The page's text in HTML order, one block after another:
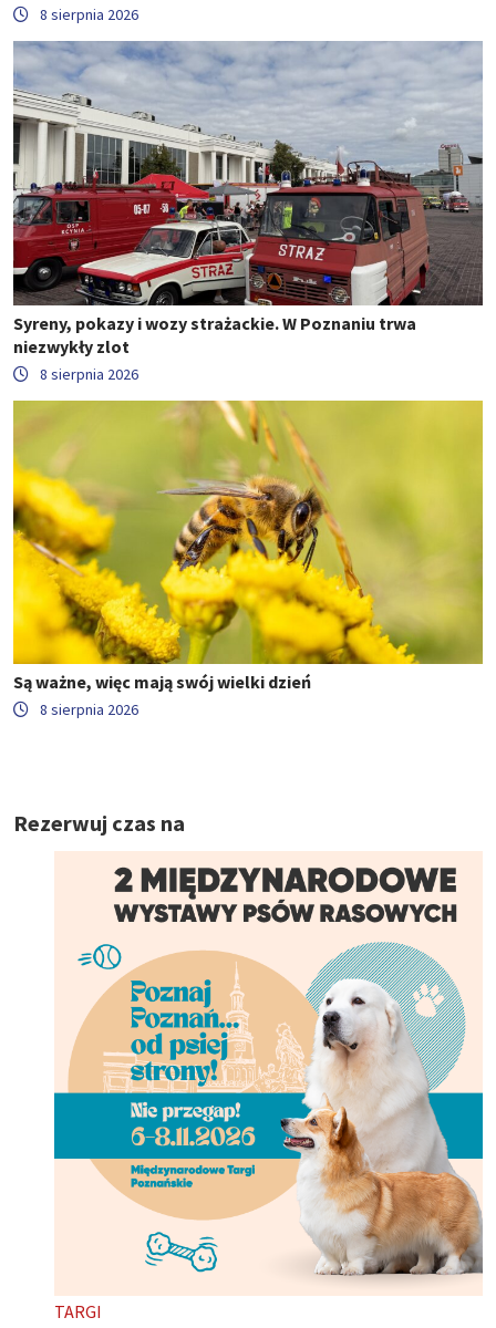
8 sierpnia 2026
Syreny, pokazy i wozy strażackie. W Poznaniu trwa
niezwykły zlot
8 sierpnia 2026
Są ważne, więc mają swój wielki dzień
8 sierpnia 2026
Rezerwuj czas na
TARGI